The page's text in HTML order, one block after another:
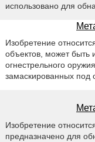
использовано для
Изобретение
объектов, может быть
огнестрельного
замаскированных под
Изобретение
предназначено для